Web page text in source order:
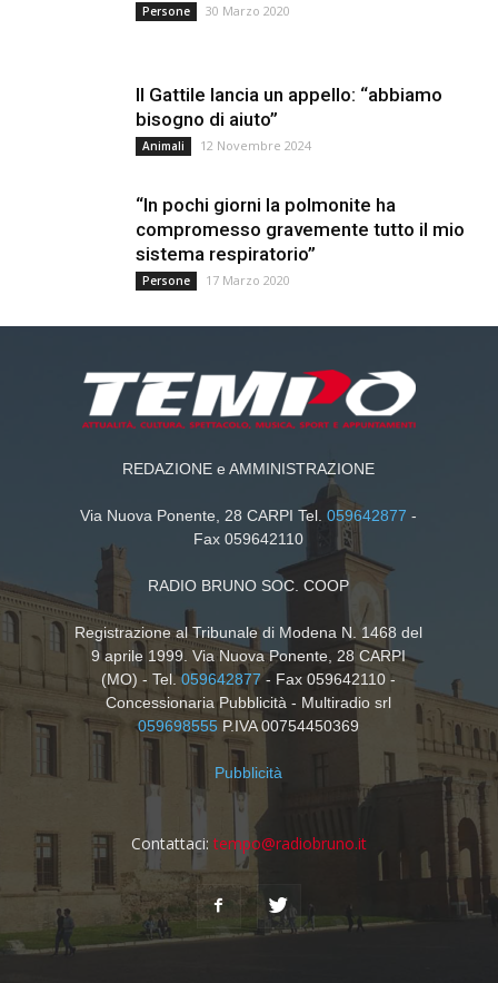
Persone 30 Marzo 2020
Il Gattile lancia un appello: “abbiamo
bisogno di aiuto”
Animali 12 Novembre 2024
“In pochi giorni la polmonite ha
compromesso gravemente tutto il mio
sistema respiratorio”
Persone 17 Marzo 2020
REDAZIONE e AMMINISTRAZIONE
Via Nuova Ponente, 28 CARPI Tel.059642877 -
Fax 059642110
RADIO BRUNO SOC. COOP
Registrazione al Tribunale di Modena N. 1468 del
9 aprile 1999. Via Nuova Ponente, 28 CARPI
(MO) - Tel.059642877- Fax 059642110 -
Concessionaria Pubblicità - Multiradio srl
059698555 P.IVA 00754450369
Pubblicità
Contattaci: tempo@radiobruno.it